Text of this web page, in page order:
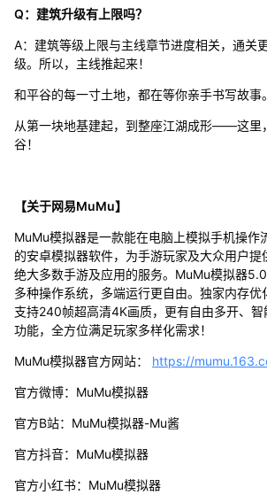
Q：建筑升级有上限吗？
A：建筑等级上限与主线章节进度相关，通关
级。所以，主线推起来！
和平谷的每一寸土地，都在等你亲手书写故事。
从第一块地基建起，到整座江湖成形——这里
谷！
【关于网易MuMu】
MuMu模拟器是一款能在电脑上模拟手机操作
的安卓模拟器软件，为手游玩家及大众用户提
绝大多数手游及应用的服务。MuMu模拟器
多种操作系统，多端运行更自由。独家内存优
支持240帧超高清4K画质，更有自由多开、
功能，全方位满足玩家多样化需求！
MuMu模拟器官方网站： https://
官方微博：MuMu模拟器
官方B站：MuMu模拟器-Mu酱
官方抖音：MuMu模拟器
官方小红书：MuMu模拟器